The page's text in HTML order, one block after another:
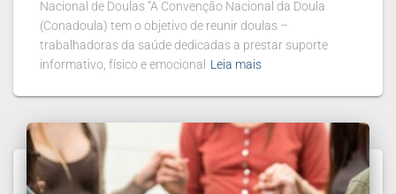
Nacional de Doulas “A Convenção Nacional da Doula
(Conadoula) tem o objetivo de reunir doulas –
trabalhadoras da saúde dedicadas a prestar suporte
informativo, físico e emocional
Leia mais